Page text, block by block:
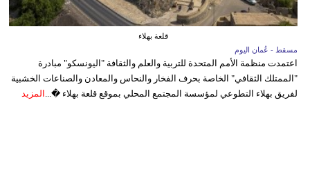
قلعة بهلاء
مسقط - عُمان اليوم
اعتمدت منظمة الأمم المتحدة للتربية والعلم والثقافة "اليونسكو" مبادرة
"الممتلك الثقافي" الخاصة بحرف الفخار والنحاس والمعادن والصناعات الخشبية
لفريق بهلاء التطوعي لمؤسسة المجتمع المحلي بموقع قلعة بهلاء �... المزيد